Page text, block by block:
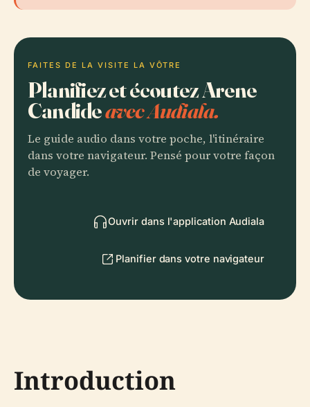
FAITES DE LA VISITE LA VÔTRE
Planifiez et écoutez Arene
Candideavec Audiala.
Le guide audio dans votre poche, l'itinéraire
dans votre navigateur. Pensé pour votre façon
de voyager.
Ouvrir dans l'application Audiala
Planifier dans votre navigateur
Introduction